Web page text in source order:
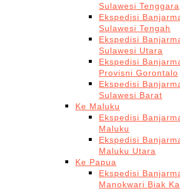
Sulawesi Tenggara
Ekspedisi
Sulawesi Tengah
Ekspedisi
Sulawesi Utara
Ekspedisi
Provisni Gorontalo
Ekspedisi
Sulawesi Barat
Ke Maluku
Ekspedisi
Maluku
Ekspedisi
Maluku Utara
Ke Papua
Ekspedisi
Manokwari Biak